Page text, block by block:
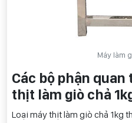
Máy làm
Các bộ phận
thịt làm giò chả
Loại máy thịt làm giò chả 1kg